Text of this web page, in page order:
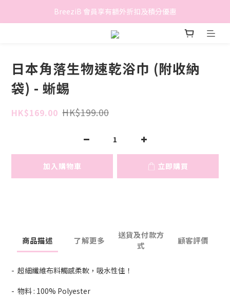
香港地區滿$500免費送貨 (離島區及偏遠地區除外)
BreeziB 會員享有額外折扣及積分優惠
香港地區滿$500免費送貨 (離島區及偏遠地區除外)
日本角落生物速乾浴巾 (附收納
袋) - 蜥蜴
HK$169.00 HK$199.00
加入購物車 立即購買
商品描述 了解更多
送貨及付款方
式
顧客評價
- 超細纖維布料觸感柔軟，吸水性佳！
- 物料 : 100% Polyester